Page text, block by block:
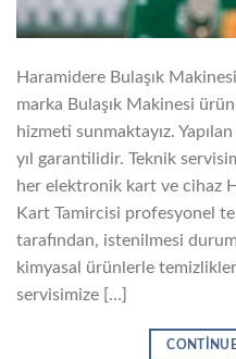
Haramidere Bulaşık
marka Bulaşık Makinesi
hizmeti sunmaktayız.
yıl garantilidir. Teknik
her elektronik kart ve cihaz
Kart Tamircisi profesyonel
tarafından, istenilmesi
kimyasal ürünlerle
servisimize […]